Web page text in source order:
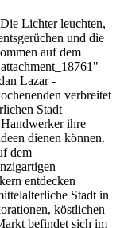
Lichter leuchten,
und die
auf dem
Lazar -
verbreitet
Stadt
Handwerker ihre
dienen können.
dem
entdecken
Stadt in
köstlichen
befindet sich im